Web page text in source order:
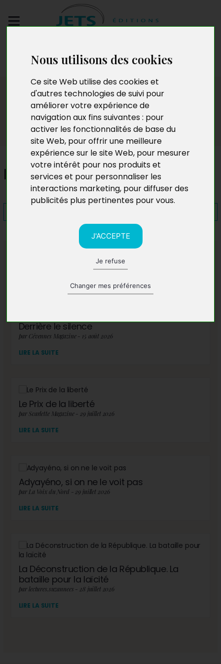
Nous utilisons des cookies
Ce site Web utilise des cookies et
d'autres technologies de suivi pour
améliorer votre expérience de
navigation aux fins suivantes : pour
activer les fonctionnalités de base du
site Web, pour offrir une meilleure
expérience sur le site Web, pour mesurer
votre intérêt pour nos produits et
services et pour personnaliser les
interactions marketing, pour diffuser des
publicités plus pertinentes pour vous.
J'ACCEPTE
Je refuse
Changer mes préférences
manuscrit
Presse
Incandescences
A lire également
Derrière le silence
par Cévennes Magazine - 15 août 2026
LIRE LA SUITE
Le Prix de la liberté
par Scarlette Magazine - 29 juillet 2026
LIRE LA SUITE
Adyayéno, si on ne le voit pas
par La Voix du Nord - 29 juillet 2026
LIRE LA SUITE
La Déconstruction de la République. La
bataille pour la laïcité
par lectures.suzannees - 28 juillet 2026
LIRE LA SUITE